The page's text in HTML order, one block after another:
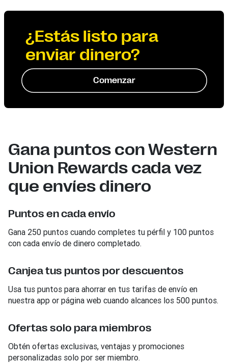
¿Estás listo para
enviar dinero?
Comenzar
Gana puntos con Western
Union Rewards cada vez
que envíes dinero
Puntos en cada envío
Gana 250 puntos cuando completes tu pérfil y 100 puntos
con cada envío de dinero completado.
Canjea tus puntos por descuentos
Usa tus puntos para ahorrar en tus tarifas de envío en
nuestra app or página web cuando alcances los 500 puntos.
Ofertas solo para miembros
Obtén ofertas exclusivas, ventajas y promociones
personalizadas solo por ser miembro.